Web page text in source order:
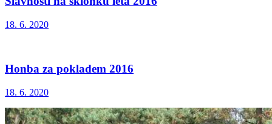
18. 6. 2020
Honba za pokladem 2016
18. 6. 2020